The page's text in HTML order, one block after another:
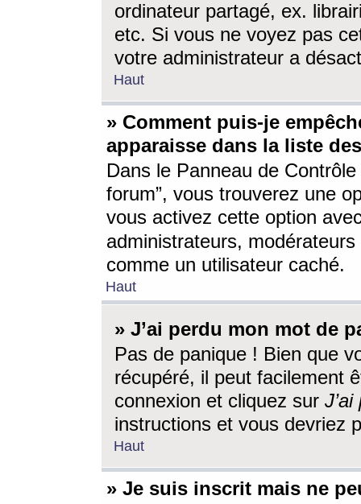
ordinateur partagé, ex.
etc. Si vous ne voyez pas
votre administrateur a
Haut
» Comment puis-je
apparaisse dans la liste
Dans le Panneau de
forum”, vous trouverez une
vous activez cette option
administrateurs,
comme un utilisateur caché.
Haut
» J’ai perdu mon mot de
Pas de panique ! Bien que
récupéré, il peut facilement
connexion et cliquez sur
instructions et vous devriez
Haut
» Je suis inscrit mais ne